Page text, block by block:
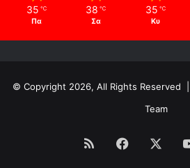
35 ℃
Πα
38 ℃
Σα
35 ℃
Κυ
© Copyright 2026, All Rights Reserved |
Team
RSS Facebook